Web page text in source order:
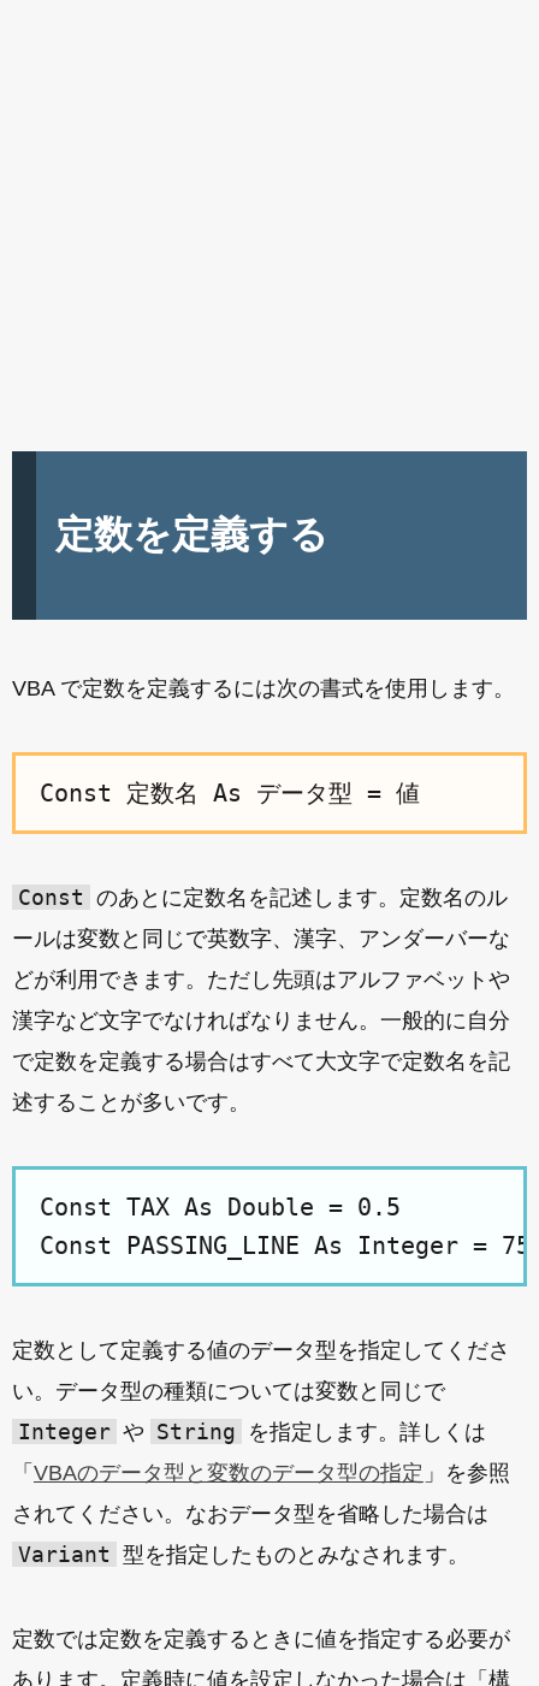
定数を定義する
VBA で定数を定義するには次の書式を使用します。
Const のあとに定数名を記述します。定数名のル
ールは変数と同じで英数字、漢字、アンダーバーな
どが利用できます。ただし先頭はアルファベットや
漢字など文字でなければなりません。一般的に自分
で定数を定義する場合はすべて大文字で定数名を記
述することが多いです。
Const TAX As Double = 0.5
定数として定義する値のデータ型を指定してくださ
い。データ型の種類については変数と同じで
Integer や String
を指定します。詳しくは
「 VBAのデータ型と変数のデータ型の指定 」を参照
されてください。なおデータ型を省略した場合は
Variant 型を指定したものとみなされます。
定数では定数を定義するときに値を指定する必要が
あります。定義時に値を設定しなかった場合は「構